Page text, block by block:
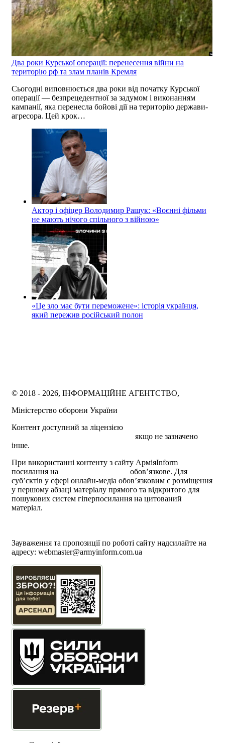
Два роки Курської операції: перенесення війни на
територію рф та злам планів Кремля
Сьогодні виповнюється два роки від початку Курської
операції — безпрецедентної за задумом і виконанням
кампанії, яка перенесла бойові дії на територію держави-
агресора. Цей крок…
Актор і офіцер Володимир Ращук: «Воєнні фільми
не мають нічого спільного з війною»
«Це зло має бути переможене»: історія українця,
який пережив російський полон
© 2018 - 2026, ІНФОРМАЦІЙНЕ АГЕНТСТВО,
Міністерство оборони України
Контент доступний за ліцензією
якщо не зазначено
інше.
При використанні контенту з сайту АрміяInform
посилання на
обов’язкове. Для
суб’єктів у сфері онлайн-медіа обов’язковим є розміщення
у першому абзаці матеріалу прямого та відкритого для
пошукових систем гіперпосилання на цитований
матеріал.
Зауваження та пропозиції по роботі сайту надсилайте на
адресу: webmaster@armyinform.com.ua